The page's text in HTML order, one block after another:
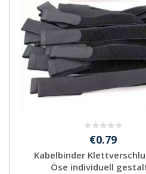
€0.79
Kabelbinder
Öse individuell